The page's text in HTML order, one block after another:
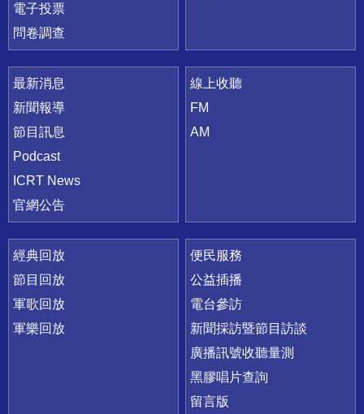
電子投票
問卷調查
最新消息
新聞報導
節目訊息
Podcast
ICRT News
官網公告
線上收聽
FM
AM
經典回放
節目回放
軍歌回放
軍樂回放
便民服務
公益插播
電台參訪
新聞採訪暨節目訪談
廣播訊號收聽量測
黑膠唱片查詢
留言版